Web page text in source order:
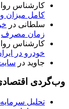
کارشناس
کامل
سلطانی در
زمان مصرف
کارشناس
خودرو در
جاوید در
وب‌گردی
تحلیل سرمایه